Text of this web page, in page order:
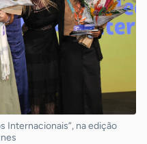
Internacionais”, na edição